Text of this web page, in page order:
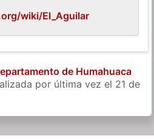
wiki/El_Aguilar
de Humahuaca
por última vez el 21 de